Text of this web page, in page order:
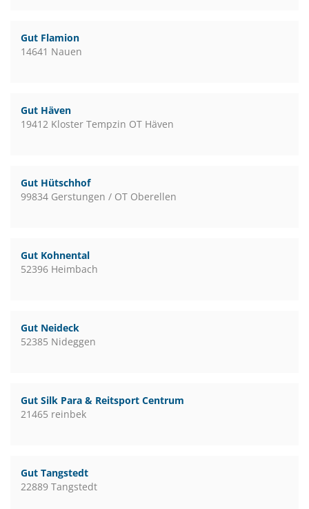
Gut Flamion
14641 Nauen
Gut Häven
19412 Kloster Tempzin OT Häven
Gut Hütschhof
99834 Gerstungen / OT Oberellen
Gut Kohnental
52396 Heimbach
Gut Neideck
52385 Nideggen
Gut Silk Para & Reitsport Centrum
21465 reinbek
Gut Tangstedt
22889 Tangstedt